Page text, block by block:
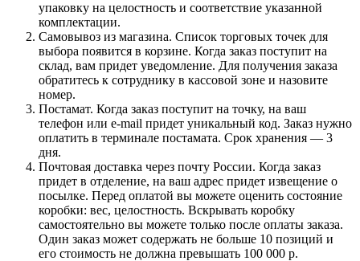
упаковку на целостность и соответствие указанной
комплектации.
Самовывоз из магазина. Список торговых точек для
выбора появится в корзине. Когда заказ поступит на
склад, вам придет уведомление. Для получения заказа
обратитесь к сотруднику в кассовой зоне и назовите
номер.
Постамат. Когда заказ поступит на точку, на ваш
телефон или e-mail придет уникальный код. Заказ нужно
оплатить в терминале постамата. Срок хранения — 3
дня.
Почтовая доставка через почту России. Когда заказ
придет в отделение, на ваш адрес придет извещение о
посылке. Перед оплатой вы можете оценить состояние
коробки: вес, целостность. Вскрывать коробку
самостоятельно вы можете только после оплаты заказа.
Один заказ может содержать не больше 10 позиций и
его стоимость не должна превышать 100 000 р.